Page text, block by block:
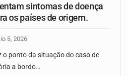
sintomas de doença
os países de origem.
5, 2026
o ponto da situação do caso de
a bordo…